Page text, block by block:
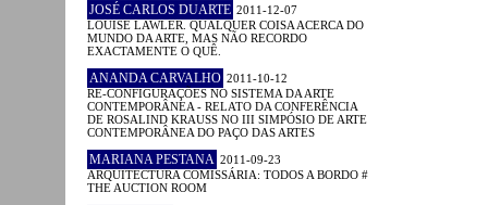
JOSÉ CARLOS DUARTE 2011-12-07
LOUISE LAWLER. QUALQUER COISA ACERCA DO
MUNDO DA ARTE, MAS NÃO RECORDO
EXACTAMENTE O QUÊ.
ANANDA CARVALHO 2011-10-12
RE-CONFIGURAÇÕES NO SISTEMA DA ARTE
CONTEMPORÂNEA - RELATO DA CONFERÊNCIA
DE ROSALIND KRAUSS NO III SIMPÓSIO DE ARTE
CONTEMPORÂNEA DO PAÇO DAS ARTES
MARIANA PESTANA 2011-09-23
ARQUITECTURA COMISSÁRIA: TODOS A BORDO #
THE AUCTION ROOM